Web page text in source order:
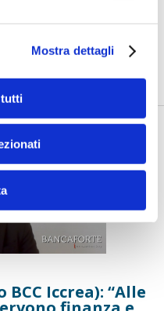
Mostra dettagli
sorprendono per la
Iccrea): “Alle